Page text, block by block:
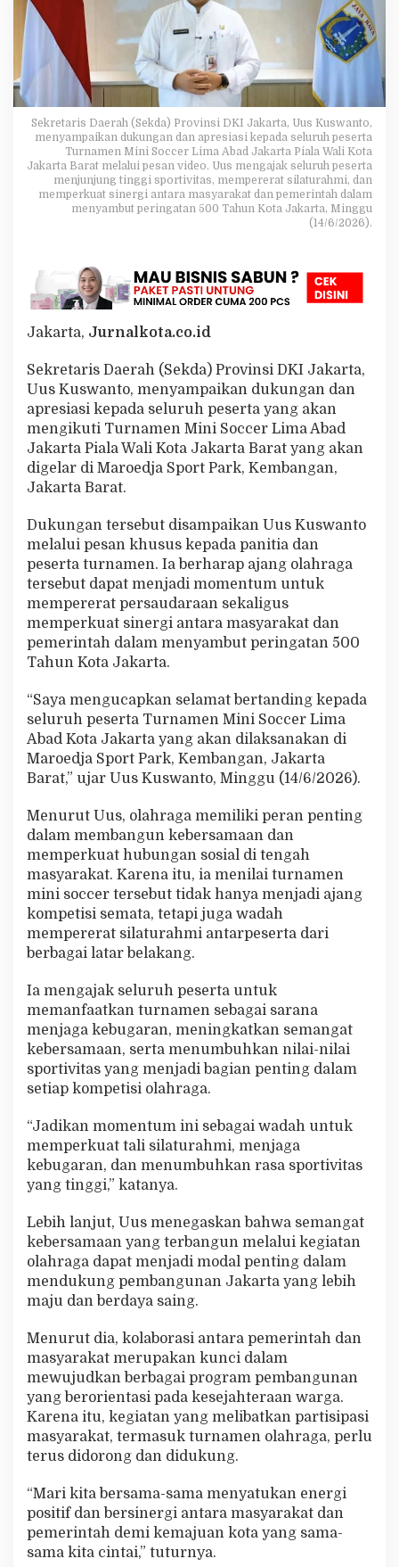
k
T
u
r
n
a
m
e
n
M
i
o
c
e
P
i
a
l
a
W
a
l
o
a
J
a
k
b
r
e
k
n
k
a
S
p
o
r
t
i
i
t
a
d
n
K
e
b
e
a
m
a
Sekretaris Daerah (Sekda) Provinsi DKI Jakarta, Uus Kuswanto,
menyampaikan dukungan dan apresiasi kepada seluruh peserta
Turnamen Mini Soccer Lima Abad Jakarta Piala Wali Kota
Jakarta Barat melalui pesan video. Uus mengajak seluruh peserta
menjunjung tinggi sportivitas, mempererat silaturahmi, dan
memperkuat sinergi antara masyarakat dan pemerintah dalam
menyambut peringatan 500 Tahun Kota Jakarta, Minggu
(14/6/2026).
Jakarta, Jurnalkota.co.id
Sekretaris Daerah (Sekda) Provinsi DKI Jakarta,
Uus Kuswanto, menyampaikan dukungan dan
apresiasi kepada seluruh peserta yang akan
mengikuti Turnamen Mini Soccer Lima Abad
Jakarta Piala Wali Kota Jakarta Barat yang akan
digelar di Maroedja Sport Park, Kembangan,
Jakarta Barat.
Dukungan tersebut disampaikan Uus Kuswanto
melalui pesan khusus kepada panitia dan
peserta turnamen. Ia berharap ajang olahraga
tersebut dapat menjadi momentum untuk
mempererat persaudaraan sekaligus
memperkuat sinergi antara masyarakat dan
pemerintah dalam menyambut peringatan 500
Tahun Kota Jakarta.
“Saya mengucapkan selamat bertanding kepada
seluruh peserta Turnamen Mini Soccer Lima
Abad Kota Jakarta yang akan dilaksanakan di
Maroedja Sport Park, Kembangan, Jakarta
Barat,” ujar Uus Kuswanto, Minggu (14/6/2026).
Menurut Uus, olahraga memiliki peran penting
dalam membangun kebersamaan dan
memperkuat hubungan sosial di tengah
masyarakat. Karena itu, ia menilai turnamen
mini soccer tersebut tidak hanya menjadi ajang
kompetisi semata, tetapi juga wadah
mempererat silaturahmi antarpeserta dari
berbagai latar belakang.
Ia mengajak seluruh peserta untuk
memanfaatkan turnamen sebagai sarana
menjaga kebugaran, meningkatkan semangat
kebersamaan, serta menumbuhkan nilai-nilai
sportivitas yang menjadi bagian penting dalam
setiap kompetisi olahraga.
“Jadikan momentum ini sebagai wadah untuk
memperkuat tali silaturahmi, menjaga
kebugaran, dan menumbuhkan rasa sportivitas
yang tinggi,” katanya.
Lebih lanjut, Uus menegaskan bahwa semangat
kebersamaan yang terbangun melalui kegiatan
olahraga dapat menjadi modal penting dalam
mendukung pembangunan Jakarta yang lebih
maju dan berdaya saing.
Menurut dia, kolaborasi antara pemerintah dan
masyarakat merupakan kunci dalam
mewujudkan berbagai program pembangunan
yang berorientasi pada kesejahteraan warga.
Karena itu, kegiatan yang melibatkan partisipasi
masyarakat, termasuk turnamen olahraga, perlu
terus didorong dan didukung.
“Mari kita bersama-sama menyatukan energi
positif dan bersinergi antara masyarakat dan
pemerintah demi kemajuan kota yang sama-
sama kita cintai,” tuturnya.